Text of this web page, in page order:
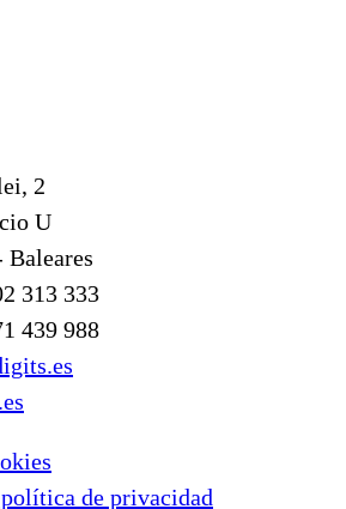
2
U
Baleares
313 333
439 988
de privacidad